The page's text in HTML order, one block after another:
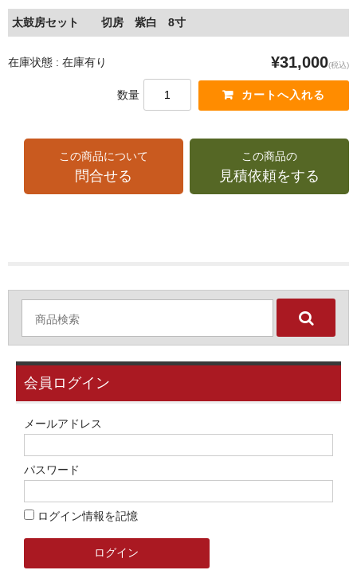
太鼓房セット 切房 紫白 8寸
在庫状態 : 在庫有り ¥31,000(税込)
数量
この商品について
問合せる
この商品の
見積依頼をする
会員ログイン
メールアドレス
パスワード
ログイン情報を記憶